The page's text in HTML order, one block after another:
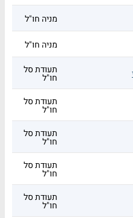
מניה חו"ל
מניה חו"ל
תעודת סל
חו"ל
תעודת סל
חו"ל
תעודת סל
חו"ל
תעודת סל
חו"ל
תעודת סל
חו"ל